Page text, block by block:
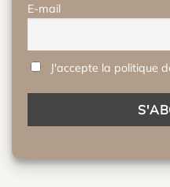
E-mail
J'accepte la politique